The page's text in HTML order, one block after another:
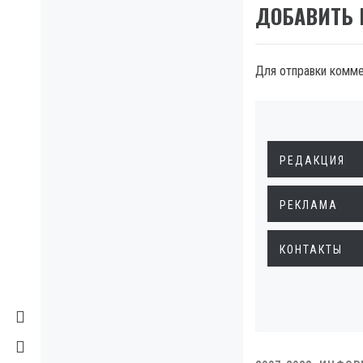
ДОБАВИТЬ
Для отправки
РЕДАКЦИЯ
РЕКЛАМА
КОНТАКТЫ